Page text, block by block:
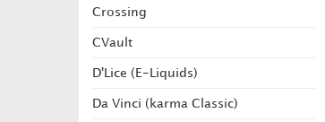
Crossing
CVault
D'Lice (E-Liquids)
Da Vinci (karma Classic)